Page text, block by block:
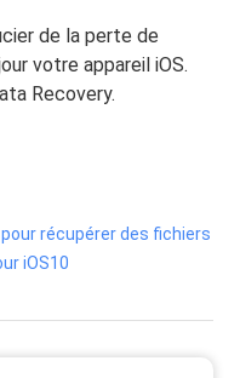
de la perte de
votre appareil iOS.
Recovery.
récupérer des fichiers
iOS10